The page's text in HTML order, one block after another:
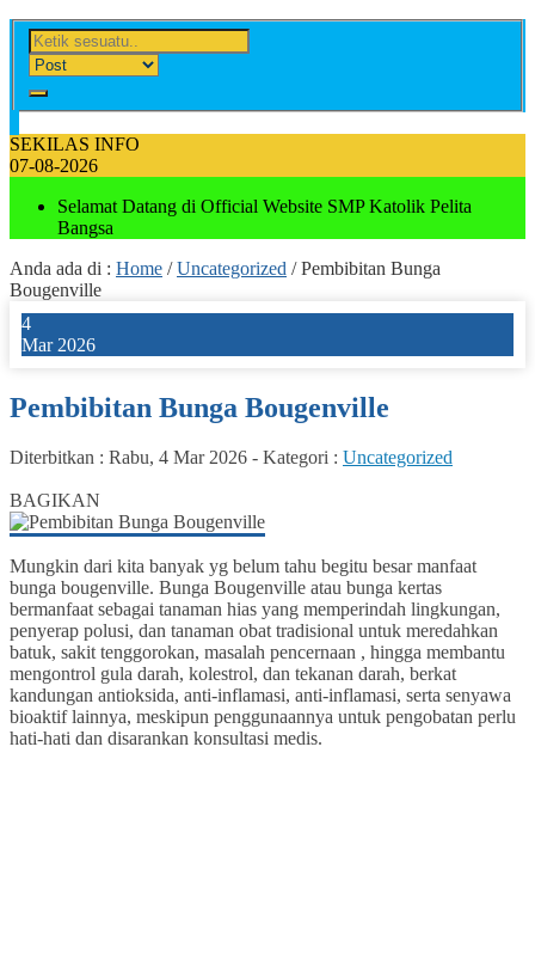
SEKILAS INFO
07-08-2026
Selamat Datang di Official Website SMP Katolik Pelita
Bangsa
Anda ada di : Home /Uncategorized /Pembibitan Bunga
Bougenville
4
Mar 2026
Pembibitan Bunga Bougenville
Diterbitkan : Rabu, 4 Mar 2026 - Kategori : Uncategorized
BAGIKAN
Mungkin dari kita banyak yg belum tahu begitu besar manfaat
bunga bougenville. Bunga Bougenville atau bunga kertas
bermanfaat sebagai tanaman hias yang memperindah lingkungan,
penyerap polusi, dan tanaman obat tradisional untuk meredahkan
batuk, sakit tenggorokan, masalah pencernaan , hingga membantu
mengontrol gula darah, kolestrol, dan tekanan darah, berkat
kandungan antioksida, anti-inflamasi, anti-inflamasi, serta senyawa
bioaktif lainnya, meskipun penggunaannya untuk pengobatan perlu
hati-hati dan disarankan konsultasi medis.